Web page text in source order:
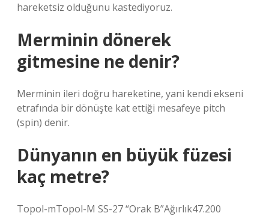
hareketsiz olduğunu kastediyoruz.
Merminin dönerek
gitmesine ne denir?
Merminin ileri doğru hareketine, yani kendi ekseni
etrafında bir dönüşte kat ettiği mesafeye pitch
(spin) denir.
Dünyanın en büyük füzesi
kaç metre?
Topol-mTopol-M SS-27 “Orak B”Ağırlık47.200